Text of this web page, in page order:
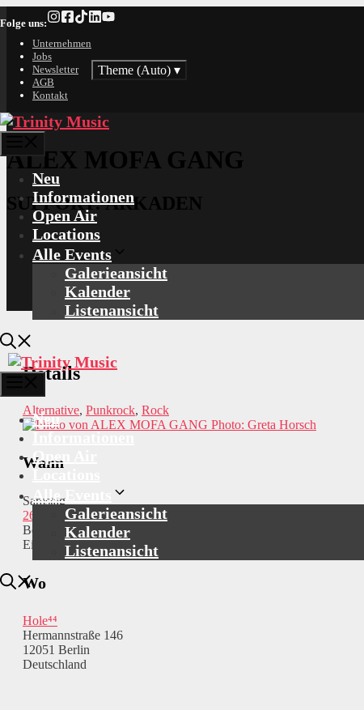
Inhalt
springen
Folge uns:
Unternehmen
Jobs
Newsletter
AGB
Kontakt
Theme (Auto) ▾
Neu
Informationen
Open Air
Locations
Alle Events
Galerieansicht
Kalender
Listenansicht
Menü
Neu
Open Air
Alle Events
Galerieansicht
Kalender
Listenansicht
ALEX MOFA GANG
SUPPORT: ARKADEN
Details
Alternative, Punkrock, Rock
Photo: Greta Horsch
Wann
Samstag
26.11.2022
Beginn: 20:00
Einlass: 19:00
Wo
Hole⁴⁴
Hermannstraße 146
12051 Berlin
Deutschland